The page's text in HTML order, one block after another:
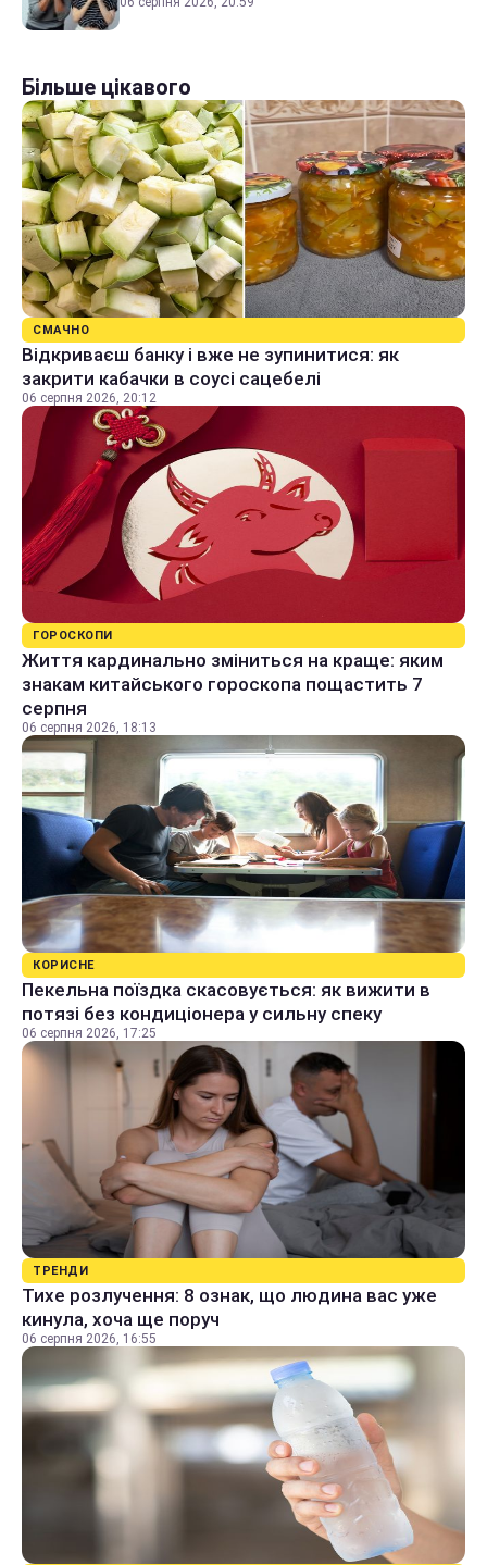
Більше цікавого
СМАЧНО
Відкриваєш банку і вже не зупинитися: як
закрити кабачки в соусі сацебелі
06 серпня 2026, 20:12
ГОРОСКОПИ
Життя кардинально зміниться на краще: яким
знакам китайського гороскопа пощастить 7
серпня
06 серпня 2026, 18:13
КОРИСНЕ
Пекельна поїздка скасовується: як вижити в
потязі без кондиціонера у сильну спеку
06 серпня 2026, 17:25
ТРЕНДИ
Тихе розлучення: 8 ознак, що людина вас уже
кинула, хоча ще поруч
06 серпня 2026, 16:55